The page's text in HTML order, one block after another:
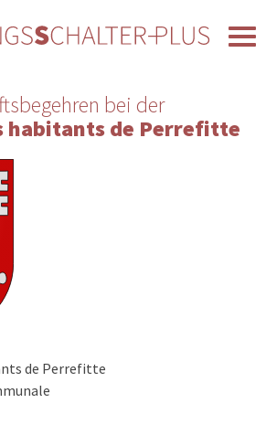
bei der
habitants de Perrefitte
de Perrefitte